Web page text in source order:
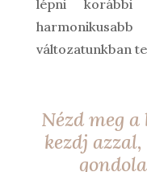
lépni korábbi
változatunkban
Nézd meg a
kezdj